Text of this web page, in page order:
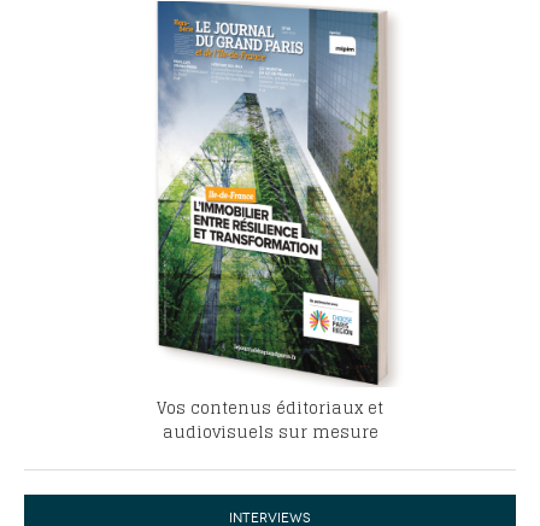
Vos contenus éditoriaux et
audiovisuels sur mesure
INTERVIEWS